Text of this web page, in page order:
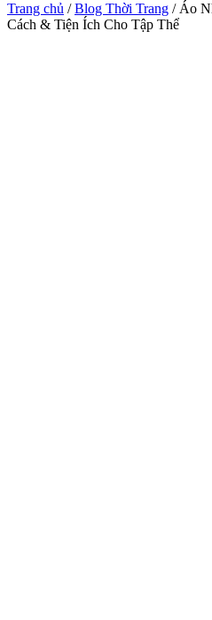
Trang chủ /Blog Thời Trang / Áo
Cách & Tiện Ích Cho Tập Thể